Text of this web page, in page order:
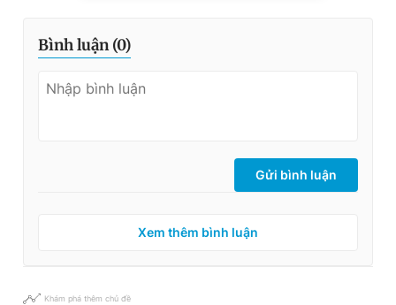
Bình luận (0)
Gửi bình luận
Xem thêm bình luận
Khám phá thêm chủ đề